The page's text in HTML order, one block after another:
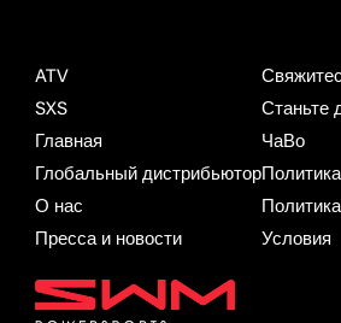
ATV
SXS
Главная
Глобальный дистрибьютор
О нас
Пресса и новости
Станьте
ЧаВо
Условия